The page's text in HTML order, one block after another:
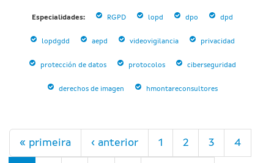
Especialidades: RGPD lopd dpo dpd
lopdgdd aepd videovigilancia privacidad
protección de datos protocolos ciberseguridad
derechos de imagen hmontareconsultores
Páginas
« primeira ‹ anterior 1 2 3 4